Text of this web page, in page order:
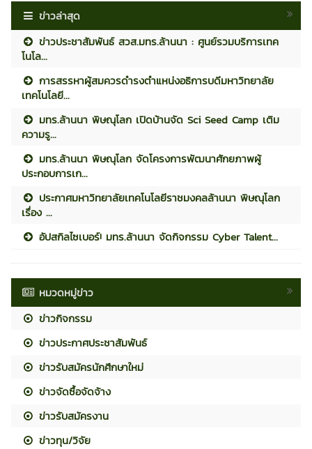
ข่าวล่าสุด
ข่าวประชาสัมพันธ์ สวส.มทร.ล้านนา : ศูนย์รวมบริการเทค
โนโล...
การสรรหาผู้สมควรดำรงตำแหน่งอธิการบดีมหาวิทยาลัย
เทคโนโลยี...
มทร.ล้านนา พิษณุโลก เปิดบ้านจัด Sci Seed Camp เติม
ความรู...
มทร.ล้านนา พิษณุโลก จัดโครงการพัฒนาศักยภาพผู้
ประกอบการเก...
ประกาศมหาวิทยาลัยเทคโนโลยีราชมงคลล้านนา พิษณุโลก
เรื่อง ...
อัปสกิลไซเบอร์! มทร.ล้านนา จัดกิจกรรม Cyber Talent...
หมวดหมู่ข่าว
ข่าวกิจกรรม
ข่าวประกาศประชาสัมพันธ์
ข่าวรับสมัครนักศึกษาใหม่
ข่าวจัดซื้อจัดจ้าง
ข่าวรับสมัครงาน
ข่าวทุน/วิจัย